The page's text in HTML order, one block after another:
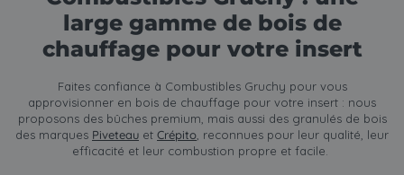
large gamme de bois de
chauffage pour votre insert
Faites confiance à Combustibles Gruchy pour vous
approvisionner en bois de chauffage pour votre insert : nous
proposons des bûches premium, mais aussi des granulés de bois
des marques Piveteau et Crépito, reconnues pour leur qualité, leur
efficacité et leur combustion propre et facile.